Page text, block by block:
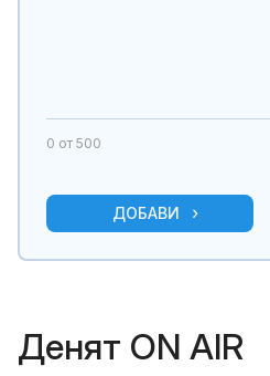
0 от 500
ДОБАВИ
Денят ON AIR